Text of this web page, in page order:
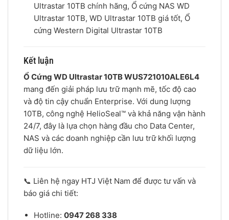
Ultrastar 10TB chính hãng, Ổ cứng NAS WD
Ultrastar 10TB, WD Ultrastar 10TB giá tốt, Ổ
cứng Western Digital Ultrastar 10TB
Kết luận
Ổ Cứng WD Ultrastar 10TB WUS721010ALE6L4
mang đến giải pháp lưu trữ mạnh mẽ, tốc độ cao
và độ tin cậy chuẩn Enterprise. Với dung lượng
10TB, công nghệ HelioSeal™ và khả năng vận hành
24/7, đây là lựa chọn hàng đầu cho Data Center,
NAS và các doanh nghiệp cần lưu trữ khối lượng
dữ liệu lớn.
📞 Liên hệ ngay HTJ Việt Nam để được tư vấn và
báo giá chi tiết:
Hotline: 0947 268 338